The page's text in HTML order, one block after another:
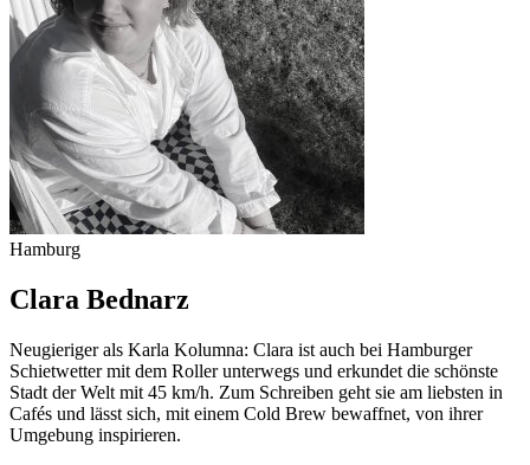
Hamburg
Clara Bednarz
Neugieriger als Karla Kolumna: Clara ist auch bei Hamburger
Schietwetter mit dem Roller unterwegs und erkundet die schönste
Stadt der Welt mit 45 km/h. Zum Schreiben geht sie am liebsten in
Cafés und lässt sich, mit einem Cold Brew bewaffnet, von ihrer
Umgebung inspirieren.